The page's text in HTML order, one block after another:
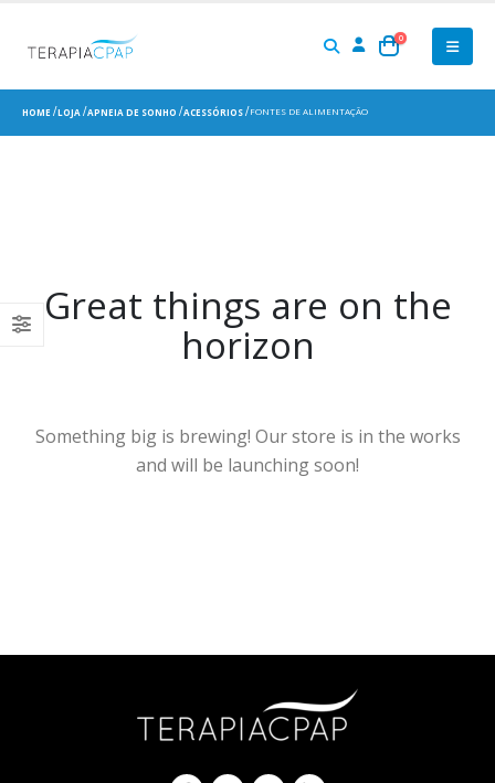
0
HOME LOJA APNEIA DE SONHO ACESSÓRIOS FONTES DE ALIMENTAÇÃO
Great things are on the
horizon
Something big is brewing! Our store is in the works
and will be launching soon!